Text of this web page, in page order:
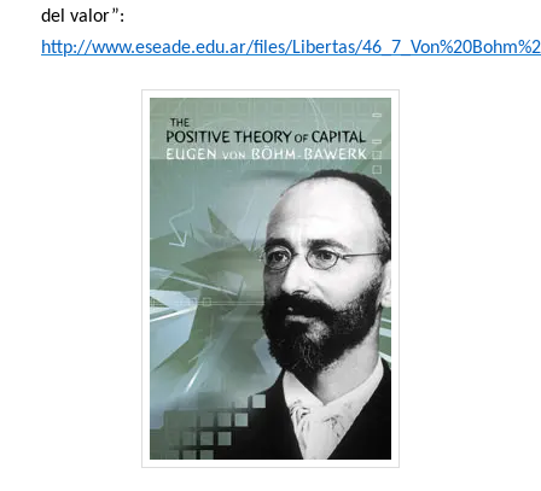
del valor”:
http://www.eseade.edu.ar/files/Libertas/